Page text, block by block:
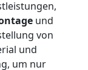
und
von
und
um nur